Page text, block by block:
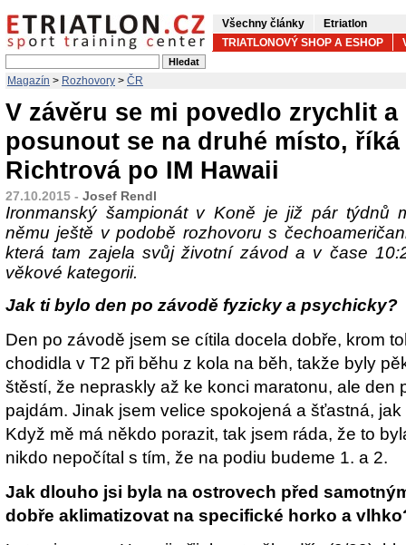
Všechny články
Etriatlon
TRIATLONOVÝ SHOP A ESHOP
Magazín > Rozhovory > ČR
V závěru se mi povedlo zrychlit a
posunout se na druhé místo, říká
Richtrová po IM Hawaii
27.10.2015 - Josef Rendl
Ironmanský šampionát v Koně je již pár týdnů
němu ještě v podobě rozhovoru s
která tam zajela svůj životní závod a v čase
věkové kategorii.
Jak ti bylo den po závodě fyzicky a psychicky?
Den po závodě jsem se cítila docela dobře, krom
chodidla v T2 při běhu z kola na běh, takže byly
štěstí, že nepraskly až ke konci maratonu, ale den
pajdám. Jinak jsem velice spokojená a šťastná,
Když mě má někdo porazit, tak jsem ráda, že to
nikdo nepočítal s tím, že na podiu budeme 1. a 2.
Jak dlouho jsi byla na ostrovech před
dobře aklimatizovat na specifické horko a